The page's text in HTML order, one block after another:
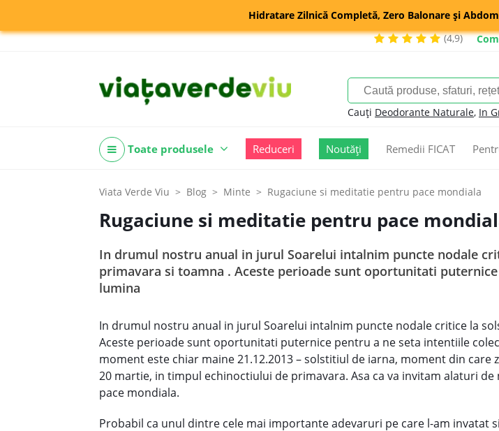
Hidratare Zilnică Completă, Zero Balonare și
(4,9)
Cauți Deodorante Naturale, In
Toate produsele Reduceri Noutăți Remedii FICAT
Viata Verde Viu Blog Minte Rugaciune si meditatie pentru pace mondiala
Rugaciune si meditatie pentru pace
In drumul nostru anual in jurul Soarelui intalnim puncte nodale
primavara si toamna . Aceste perioade sunt oportunitati
lumina
In drumul nostru anual in jurul Soarelui intalnim puncte nodale critice la
Aceste perioade sunt oportunitati puternice pentru a ne seta intentiile
moment este chiar maine 21.12.2013 – solstitiul de iarna, moment din care
20 martie, in timpul echinoctiului de primavara. Asa ca va invitam alaturi
pace mondiala.
Probabil ca unul dintre cele mai importante adevaruri pe care l-am invatat